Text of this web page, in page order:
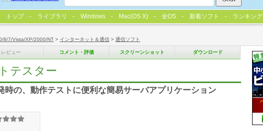
8/7/Vista/XP/2000/NT > インターネット＆通信 > 通信ソフト
レビュー コメント・評価 スクリーンショット ダウンロード
テスター
時の、動作テストに便利な簡易サーバアプリケーション
トップ ライブラリ Windows Mac(OS X) 全OS 新着ソフト ランキング